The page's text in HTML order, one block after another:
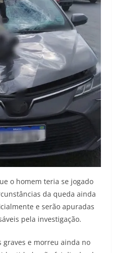
o homem teria se jogado
da queda ainda
e serão apuradas
pela investigação.
e morreu ainda no